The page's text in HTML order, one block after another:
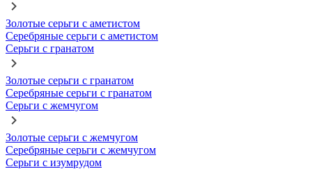
Золотые серьги с аметистом
Серебряные серьги с аметистом
Серьги с гранатом
Золотые серьги с гранатом
Серебряные серьги с гранатом
Серьги с жемчугом
Золотые серьги с жемчугом
Серебряные серьги с жемчугом
Серьги с изумрудом